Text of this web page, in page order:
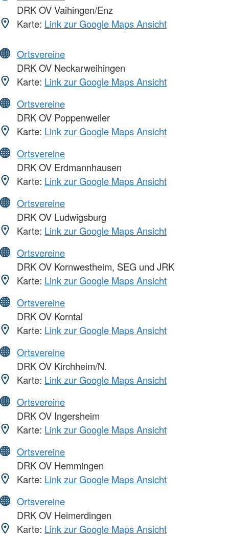
DRK OV Vaihingen/Enz
Karte: Link zur Google Maps Ansicht
Ortsvereine
DRK OV Neckarweihingen
Karte: Link zur Google Maps Ansicht
Ortsvereine
DRK OV Poppenweiler
Karte: Link zur Google Maps Ansicht
Ortsvereine
DRK OV Erdmannhausen
Karte: Link zur Google Maps Ansicht
Ortsvereine
DRK OV Ludwigsburg
Karte: Link zur Google Maps Ansicht
Ortsvereine
DRK OV Kornwestheim, SEG und JRK
Karte: Link zur Google Maps Ansicht
Ortsvereine
DRK OV Korntal
Karte: Link zur Google Maps Ansicht
Ortsvereine
DRK OV Kirchheim/N.
Karte: Link zur Google Maps Ansicht
Ortsvereine
DRK OV Ingersheim
Karte: Link zur Google Maps Ansicht
Ortsvereine
DRK OV Hemmingen
Karte: Link zur Google Maps Ansicht
Ortsvereine
DRK OV Heimerdingen
Karte: Link zur Google Maps Ansicht